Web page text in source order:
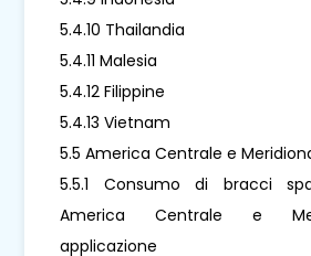
5.4.10 Thailandia
5.4.11 Malesia
5.4.12 Filippine
5.4.13 Vietnam
5.5 America Centrale e
5.5.1 Consumo di bracci
America Centrale e
applicazione